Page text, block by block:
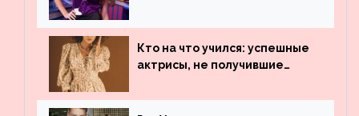
популярности и выложила
архивные фото
Кто на что учился: успешные
актрисы, не получившие